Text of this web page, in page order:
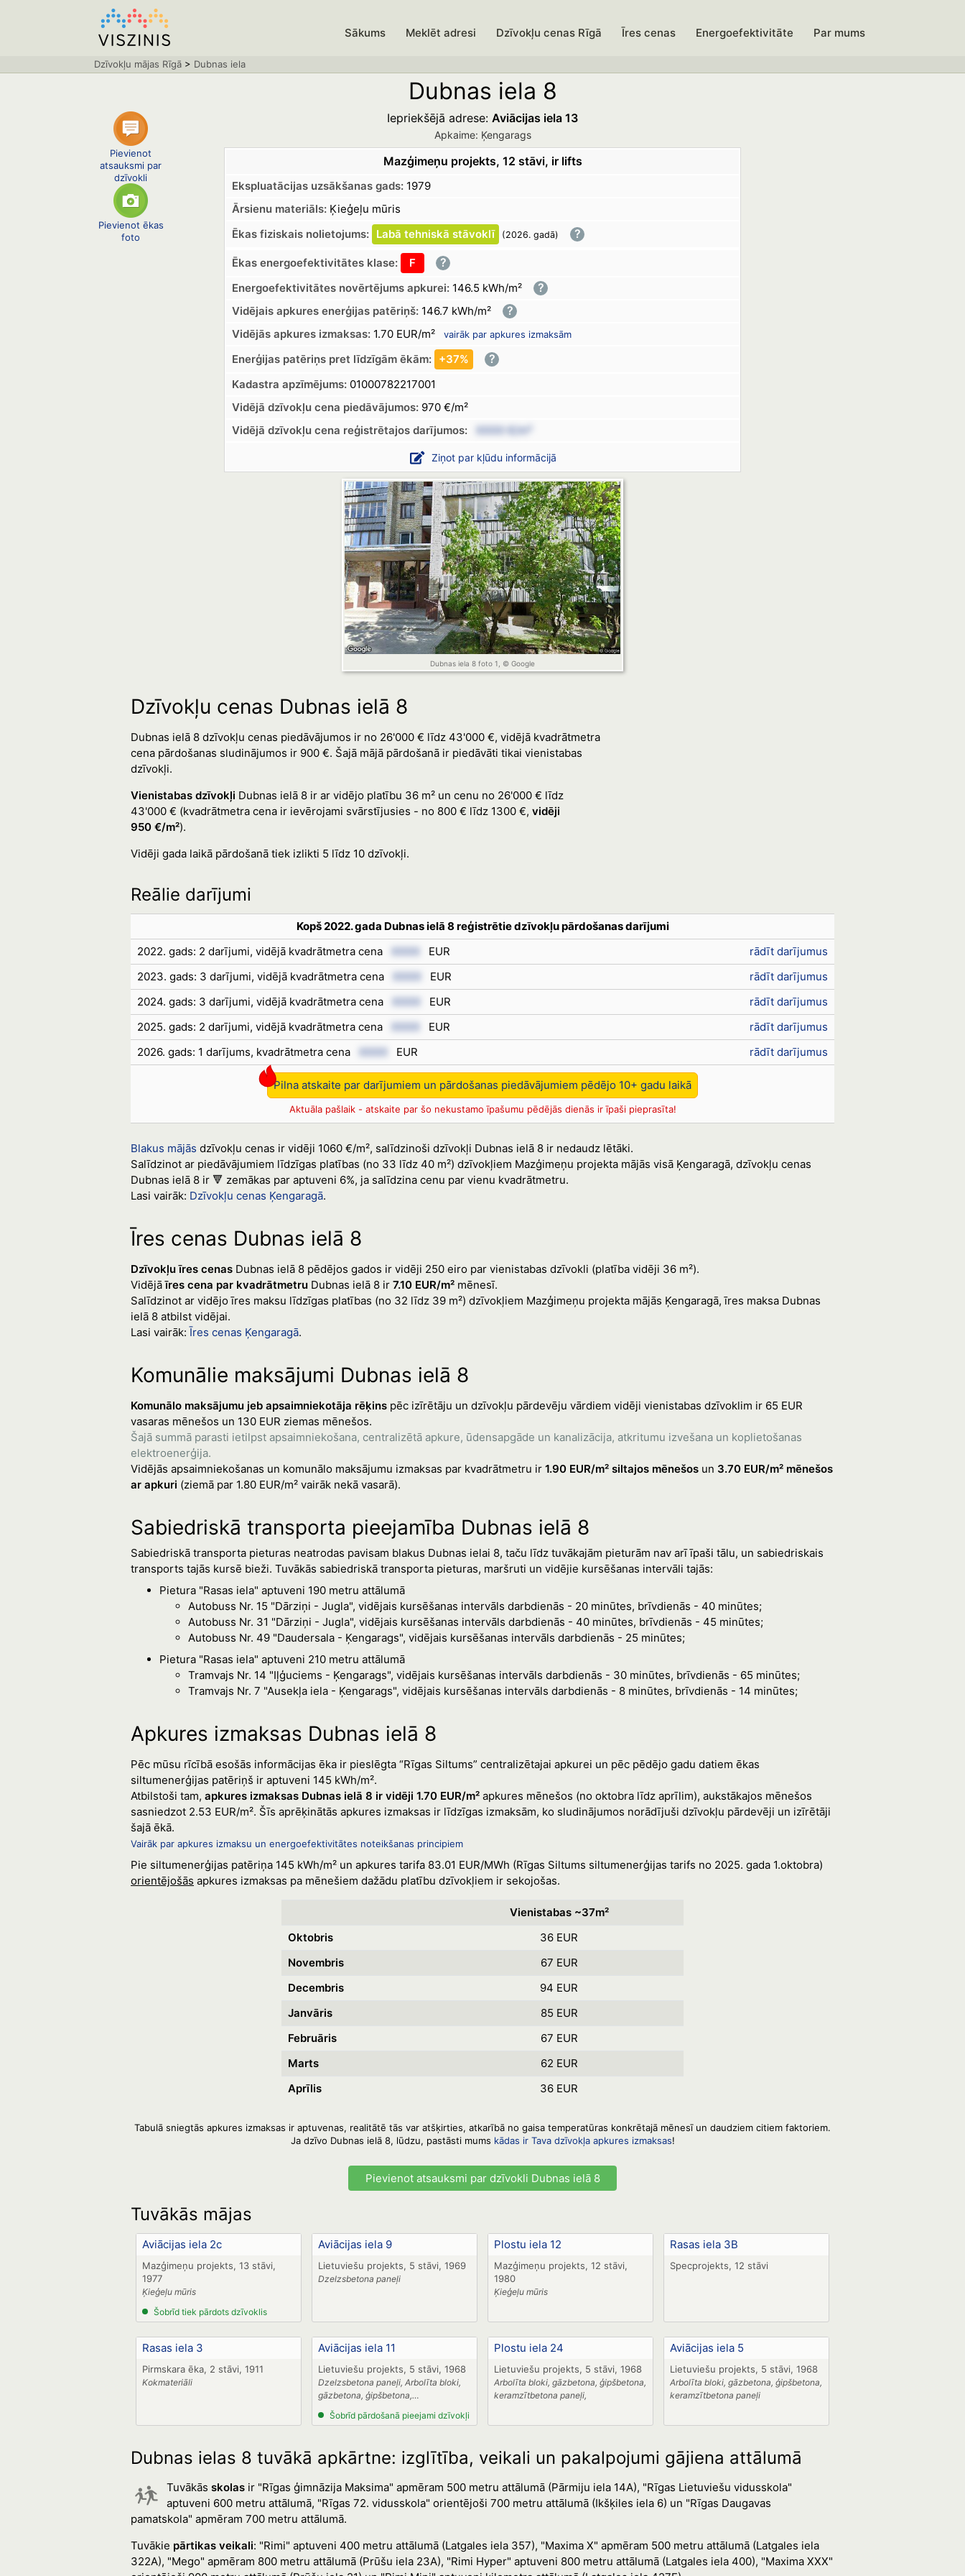
Sākums Meklēt adresi Dzīvokļu cenas Rīgā Īres cenas Energoefektivitāte Par mums
Dzīvokļu mājas Rīgā > Dubnas iela
Dubnas iela 8
Iepriekšējā adrese: Aviācijas iela 13
Apkaime: Ķengarags
Pievienot
atsauksmi par
dzīvokli
Pievienot ēkas
foto
Mazģimeņu projekts, 12 stāvi, ir lifts
Ekspluatācijas uzsākšanas gads: 1979
Ārsienu materiāls: Ķieģeļu mūris
Ēkas fiziskais nolietojums: Labā tehniskā stāvoklī (2026. gadā) ?
Ēkas energoefektivitātes klase: F ?
Energoefektivitātes novērtējums apkurei: 146.5 kWh/m² ?
Vidējais apkures enerģijas patēriņš: 146.7 kWh/m² ?
Vidējās apkures izmaksas: 1.70 EUR/m² vairāk par apkures izmaksām
Enerģijas patēriņs pret līdzīgām ēkām: +37% ?
Kadastra apzīmējums: 01000782217001
Vidējā dzīvokļu cena piedāvājumos: 970 €/m²
Vidējā dzīvokļu cena reģistrētajos darījumos: XXXX €/m²
Ziņot par kļūdu informācijā
Dubnas iela 8 foto 1, © Google
Dzīvokļu cenas Dubnas ielā 8
Dubnas ielā 8 dzīvokļu cenas piedāvājumos ir no 26'000 € līdz 43'000 €, vidējā kvadrātmetra
cena pārdošanas sludinājumos ir 900 €. Šajā mājā pārdošanā ir piedāvāti tikai vienistabas
dzīvokļi.
Vienistabas dzīvokļi Dubnas ielā 8 ir ar vidējo platību 36 m² un cenu no 26'000 € līdz
43'000 € (kvadrātmetra cena ir ievērojami svārstījusies - no 800 € līdz 1300 €, vidēji
950 €/m²).
Vidēji gada laikā pārdošanā tiek izlikti 5 līdz 10 dzīvokļi.
Reālie darījumi
Kopš 2022. gada Dubnas ielā 8 reģistrētie dzīvokļu pārdošanas darījumi
2022. gads: 2 darījumi, vidējā kvadrātmetra cena
XXXX EUR
rādīt darījumus
2023. gads: 3 darījumi, vidējā kvadrātmetra cena
XXXX EUR
rādīt darījumus
2024. gads: 3 darījumi, vidējā kvadrātmetra cena
XXXX EUR
rādīt darījumus
2025. gads: 2 darījumi, vidējā kvadrātmetra cena
XXXX EUR
rādīt darījumus
2026. gads: 1 darījums, kvadrātmetra cena
XXXX EUR rādīt darījumus
Pilna atskaite par darījumiem un pārdošanas piedāvājumiem pēdējo 10+ gadu laikā
Aktuāla pašlaik - atskaite par šo nekustamo īpašumu pēdējās dienās ir īpaši pieprasīta!
Blakus mājās dzīvokļu cenas ir vidēji 1060 €/m², salīdzinoši dzīvokļi Dubnas ielā 8 ir nedaudz lētāki.
Salīdzinot ar piedāvājumiem līdzīgas platības (no 33 līdz 40 m²) dzīvokļiem Mazģimeņu projekta mājās visā Ķengaragā, dzīvokļu cenas
Dubnas ielā 8 ir 🔻 zemākas par aptuveni 6%, ja salīdzina cenu par vienu kvadrātmetru.
Lasi vairāk: Dzīvokļu cenas Ķengaragā.
Īres cenas Dubnas ielā 8
Dzīvokļu īres cenas Dubnas ielā 8 pēdējos gados ir vidēji 250 eiro par vienistabas dzīvokli (platība vidēji 36 m²).
Vidējāīres cena par kvadrātmetru Dubnas ielā 8 ir 7.10 EUR/m² mēnesī.
Salīdzinot ar vidējo īres maksu līdzīgas platības (no 32 līdz 39 m²) dzīvokļiem Mazģimeņu projekta mājās Ķengaragā, īres maksa Dubnas
ielā 8 atbilst vidējai.
Lasi vairāk:Īres cenas Ķengaragā.
Komunālie maksājumi Dubnas ielā 8
Komunālo maksājumu jeb apsaimniekotāja rēķins pēc izīrētāju un dzīvokļu pārdevēju vārdiem vidēji vienistabas dzīvoklim ir 65 EUR
vasaras mēnešos un 130 EUR ziemas mēnešos.
Šajā summā parasti ietilpst apsaimniekošana, centralizētā apkure, ūdensapgāde un kanalizācija, atkritumu izvešana un koplietošanas
elektroenerģija.
Vidējās apsaimniekošanas un komunālo maksājumu izmaksas par kvadrātmetru ir 1.90 EUR/m² siltajos mēnešos un 3.70 EUR/m² mēnešos
ar apkuri (ziemā par 1.80 EUR/m² vairāk nekā vasarā).
Sabiedriskā transporta pieejamība Dubnas ielā 8
Sabiedriskā transporta pieturas neatrodas pavisam blakus Dubnas ielai 8, taču līdz tuvākajām pieturām nav arī īpaši tālu, un sabiedriskais
transports tajās kursē bieži. Tuvākās sabiedriskā transporta pieturas, maršruti un vidējie kursēšanas intervāli tajās:
Pietura "Rasas iela" aptuveni 190 metru attālumā
Autobuss Nr. 15 "Dārziņi - Jugla", vidējais kursēšanas intervāls darbdienās - 20 minūtes, brīvdienās - 40 minūtes;
Autobuss Nr. 31 "Dārziņi - Jugla", vidējais kursēšanas intervāls darbdienās - 40 minūtes, brīvdienās - 45 minūtes;
Autobuss Nr. 49 "Daudersala - Ķengarags", vidējais kursēšanas intervāls darbdienās - 25 minūtes;
Pietura "Rasas iela" aptuveni 210 metru attālumā
Tramvajs Nr. 14 "Iļģuciems - Ķengarags", vidējais kursēšanas intervāls darbdienās - 30 minūtes, brīvdienās - 65 minūtes;
Tramvajs Nr. 7 "Ausekļa iela - Ķengarags", vidējais kursēšanas intervāls darbdienās - 8 minūtes, brīvdienās - 14 minūtes;
Apkures izmaksas Dubnas ielā 8
Pēc mūsu rīcībā esošās informācijas ēka ir pieslēgta “Rīgas Siltums” centralizētajai apkurei un pēc pēdējo gadu datiem ēkas
siltumenerģijas patēriņš ir aptuveni 145 kWh/m².
Atbilstoši tam, apkures izmaksas Dubnas ielā 8 ir vidēji 1.70 EUR/m² apkures mēnešos (no oktobra līdz aprīlim), aukstākajos mēnešos
sasniedzot 2.53 EUR/m². Šīs aprēķinātās apkures izmaksas ir līdzīgas izmaksām, ko sludinājumos norādījuši dzīvokļu pārdevēji un izīrētāji
šajā ēkā.
Vairāk par apkures izmaksu un energoefektivitātes noteikšanas principiem
Pie siltumenerģijas patēriņa 145 kWh/m² un apkures tarifa 83.01 EUR/MWh (Rīgas Siltums siltumenerģijas tarifs no 2025. gada 1.oktobra)
orientējošās apkures izmaksas pa mēnešiem dažādu platību dzīvokļiem ir sekojošas.
Vienistabas ~37m²
Oktobris
36 EUR
Novembris
67 EUR
Decembris
94 EUR
Janvāris
85 EUR
Februāris
67 EUR
Marts
62 EUR
Aprīlis
36 EUR
Tabulā sniegtās apkures izmaksas ir aptuvenas, realitātē tās var atšķirties, atkarībā no gaisa temperatūras konkrētajā mēnesī un daudziem citiem faktoriem.
Ja dzīvo Dubnas ielā 8, lūdzu, pastāsti mums kādas ir Tava dzīvokļa apkures izmaksas!
Pievienot atsauksmi par dzīvokli Dubnas ielā 8
Tuvākās mājas
Aviācijas iela 2c
Mazģimeņu projekts, 13 stāvi,
1977
Ķieģeļu mūris
Šobrīd tiek pārdots dzīvoklis
Aviācijas iela 9
Lietuviešu projekts, 5 stāvi, 1969
Dzelzsbetona paneļi
Plostu iela 12
Mazģimeņu projekts, 12 stāvi,
1980
Ķieģeļu mūris
Rasas iela 3B
Specprojekts, 12 stāvi
Rasas iela 3
Pirmskara ēka, 2 stāvi, 1911
Kokmateriāli
Aviācijas iela 11
Lietuviešu projekts, 5 stāvi, 1968
Dzelzsbetona paneļi, Arbolīta bloki,
gāzbetona, ģipšbetona,
keramzītbetona paneļi
Šobrīd pārdošanā pieejami dzīvokļi
Plostu iela 24
Lietuviešu projekts, 5 stāvi, 1968
Arbolīta bloki, gāzbetona, ģipšbetona,
keramzītbetona paneļi,
Aviācijas iela 5
Lietuviešu projekts, 5 stāvi, 1968
Arbolīta bloki, gāzbetona, ģipšbetona,
keramzītbetona paneļi
Dubnas ielas 8 tuvākā apkārtne: izglītība, veikali un pakalpojumi gājiena attālumā
Tuvākās skolas ir "Rīgas ģimnāzija Maksima" apmēram 500 metru attālumā (Pārmiju iela 14A), "Rīgas Lietuviešu vidusskola"
aptuveni 600 metru attālumā, "Rīgas 72. vidusskola" orientējoši 700 metru attālumā (Ikšķiles iela 6) un "Rīgas Daugavas
pamatskola" apmēram 700 metru attālumā.
Tuvākie pārtikas veikali: "Rimi" aptuveni 400 metru attālumā (Latgales iela 357), "Maxima X" apmēram 500 metru attālumā (Latgales iela
322A), "Mego" apmēram 800 metru attālumā (Prūšu iela 23A), "Rimi Hyper" aptuveni 800 metru attālumā (Latgales iela 400), "Maxima XXX"